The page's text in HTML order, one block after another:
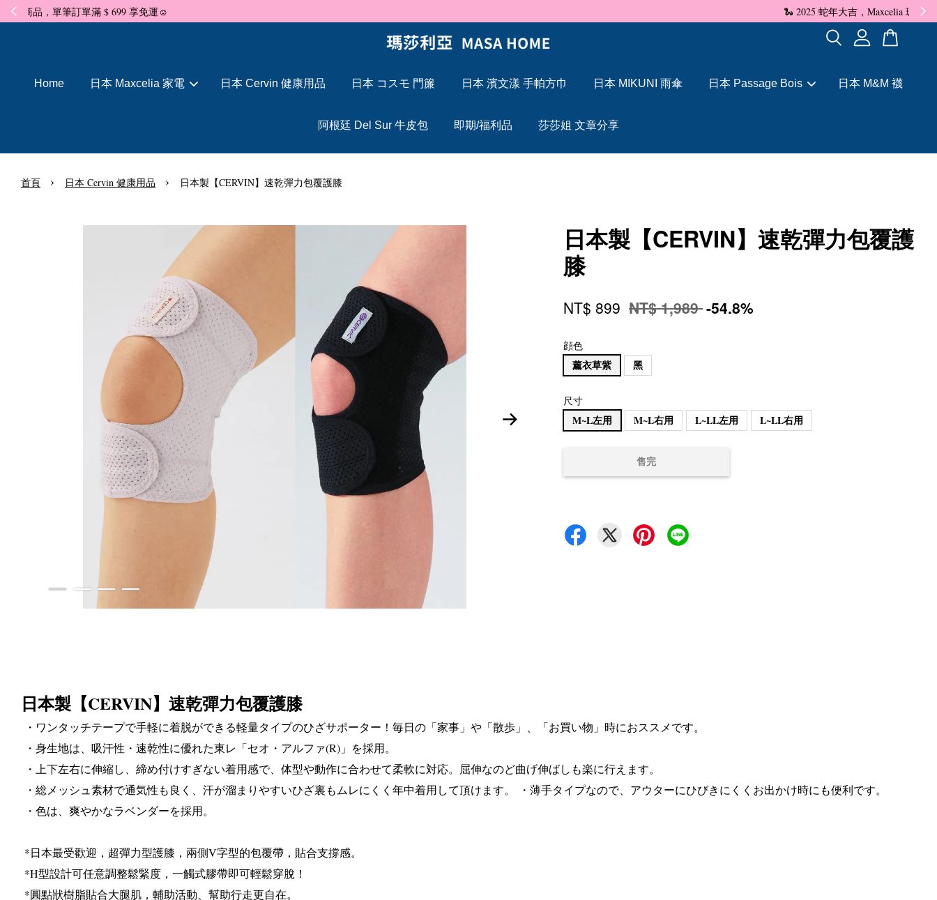
Home 日本 Maxcelia 家電 日本 Cervin 健康用品 日本 コスモ 門簾 日本 濱文漾 手帕方巾 日本 MIKUNI 雨傘 日本 Passage Bois 日本 M&M 襪
阿根廷 Del Sur 牛皮包 即期/福利品 莎莎姐 文章分享
首頁 › 日本 Cervin 健康用品 › 日本製【CERVIN】速乾彈力包覆護膝
日本製【CERVIN】速乾彈力包覆護
膝
NT$ 899 NT$ 1,989-54.8%
顔色
薰衣草紫 黑
尺寸
M~L左用 M~L右用 L~LL左用 L~LL右用
售完
日本製【CERVIN】速乾彈力包覆護膝
・ワンタッチテープで手軽に着脱ができる軽量タイプのひざサポーター！毎日の「家事」や「散歩」、「お買い物」時におススメです。
・身生地は、吸汗性・速乾性に優れた東レ「セオ・アルファ(R) 」を採用。
・上下左右に伸縮し、締め付けすぎない着用感で、体型や動作に合わせて柔軟に対応。屈伸なのど曲げ伸ばしも楽に行えます。
・総メッシュ素材で通気性も良く、汗が溜まりやすいひざ裏もムレにくく年中着用して頂けます。
・薄手タイプなので、アウターにひびきにくくお出かけ時にも便利です。
・色は、爽やかなラベンダーを採用。
*日本最受歡迎，超彈力型護膝，兩側V字型的包覆帶，貼合支撐感。
*H型設計可任意調整鬆緊度，一觸式膠帶即可輕鬆穿脫！
*圓點狀樹脂貼合大腿肌，輔助活動、幫助行走更自在。
您的購物車目前還是空的。